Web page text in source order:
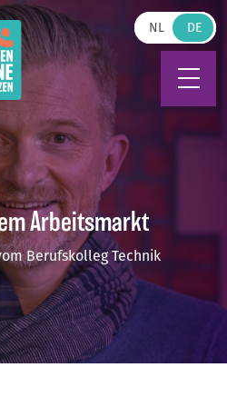
NL
Arbeitsmarkt
Berufskolleg Technik